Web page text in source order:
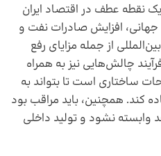
نقطه عطف در اقتصاد ایران
افزایش صادرات نفت و
از جمله مزایای رفع
چالش‌هایی نیز به همراه
ساختاری است تا بتواند به
کند. همچنین، باید مراقب بود
وابسته نشود و تولید داخلی